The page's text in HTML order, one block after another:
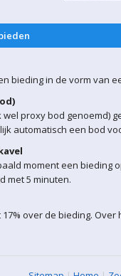
bieding in de vorm van
wel proxy bod genoemd)
automatisch een bod
moment een bieding
met 5 minuten.
over de bieding. Over